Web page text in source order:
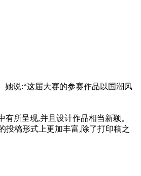
说:“这届大赛的参赛作品以国潮风
所呈现,并且设计作品相当新颖。
投稿形式上更加丰富,除了打印稿之